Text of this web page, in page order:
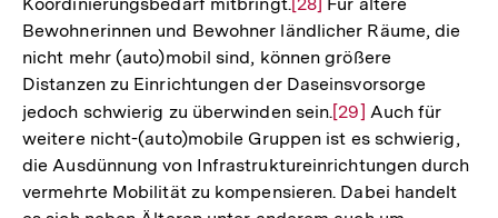
Kommune, sondern notgedrungen in der Region, was
auch einen erhöhten Mobilitäts- und
Koordinierungsbedarf mitbringt.Zur
Auflösung
der
Fußnote
[28] Für ältere
Bewohnerinnen und Bewohner ländlicher Räume, die
nicht mehr (auto)mobil sind, können größere
Distanzen zu Einrichtungen der Daseinsvorsorge
jedoch schwierig zu überwinden sein. Zur
Auflösung
[29]Auch für
weitere nicht-(auto)mobile Gruppen ist es schwierig,